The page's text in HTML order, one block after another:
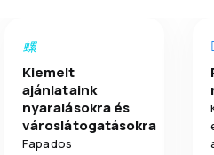
Kiemelt
ajánlataink
nyaralásokra és
városlátogatásokra
Fapados